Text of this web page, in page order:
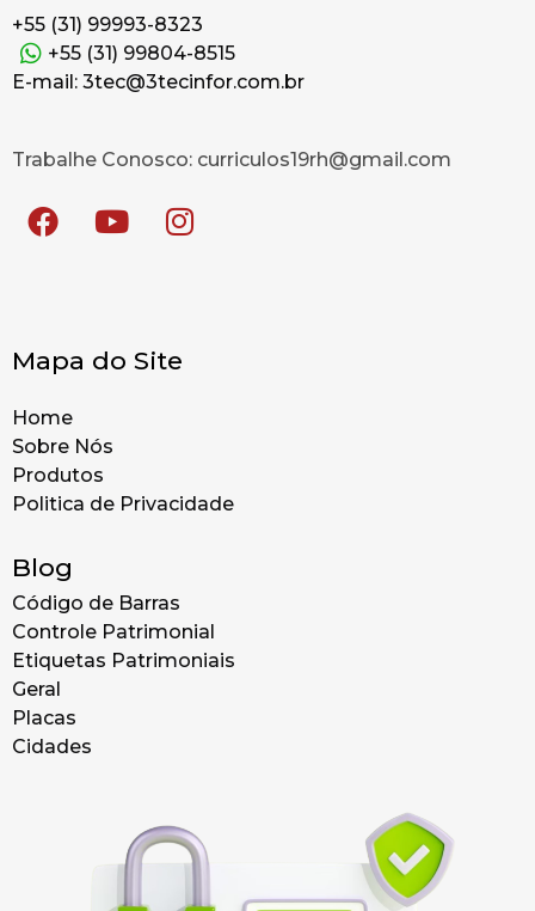
+55 (31) 99993-8323
+55 (31) 99804-8515
E-mail: 3tec@3tecinfor.com.br
Trabalhe Conosco: curriculos19rh@gmail.com
Mapa do Site
Home
Sobre Nós
Produtos
Politica de Privacidade
Blog
Código de Barras
Controle Patrimonial
Etiquetas Patrimoniais
Geral
Placas
Cidades